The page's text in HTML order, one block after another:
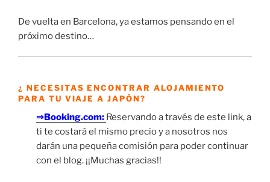
De vuelta en Barcelona, ya estamos pensando en el
próximo destino…
¿ NECESITAS ENCONTRAR ALOJAMIENTO
PARA TU VIAJE A JAPÓN?
⇒Booking.com: Reservando a través de este link, a
ti te costará el mismo precio y a nosotros nos
darán una pequeña comisión para poder continuar
con el blog. ¡¡Muchas gracias!!